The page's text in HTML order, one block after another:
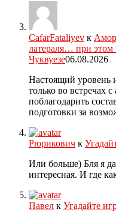
CafarFataliyev к
латераля… при этом
Чуквуезе06.08.2026
Настоящий уровень
только во встречах
поблагодарить
подготовки за
Рюрикович к
Или больше) Бля я
интересная. И где
Павел к Угадайте